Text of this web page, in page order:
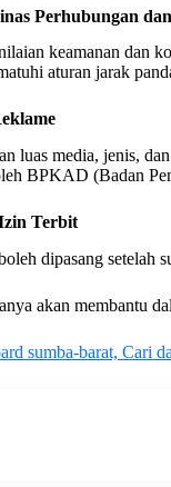
Perhubungan
keamanan dan
aturan jarak
luas media, jenis,
BPKAD (Badan
Terbit
dipasang setelah
akan membantu
sumba-barat, Cari